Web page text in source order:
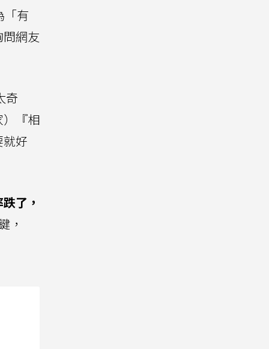
「有
網友
奇
『相
好
了，
，